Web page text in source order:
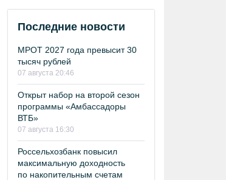
Последние новости
МРОТ 2027 года превысит 30
тысяч рублей
07 августа 20:46
Открыт набор на второй сезон
программы «Амбассадоры
ВТБ»
07 августа 16:30
Россельхозбанк повысил
максимальную доходность
по накопительным счетам